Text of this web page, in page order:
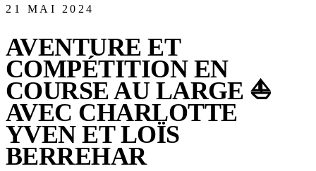
21 MAI 2024
AVENTURE ET
COMPÉTITION EN
COURSE AU LARGE ⛵️
AVEC CHARLOTTE
YVEN ET LOÏS
BERREHAR